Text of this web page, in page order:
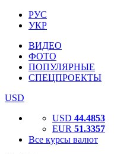
РУС
УКР
ВИДЕО
ФОТО
ПОПУЛЯРНЫЕ
СПЕЦПРОЕКТЫ
USD
USD 44.4853
EUR 51.3357
Все курсы валют